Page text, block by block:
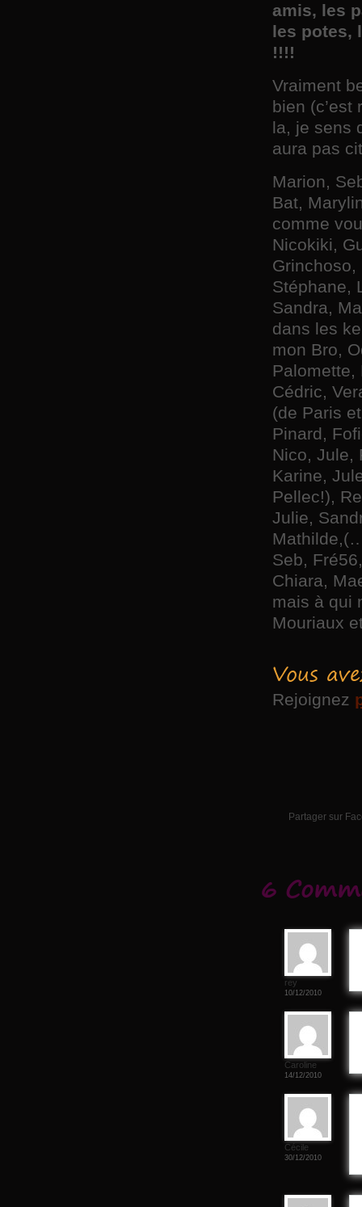
amis, les
les potes,
!!!!
Vraiment
bien
la, je sens
aura pas
Marion,
Bat,
comme
Nicokiki,
Grinchoso,
Stéphane,
Sandra,
dans les
mon Bro,
Palomette,
Cédric,
(de Paris
Pinard,
Nico, Jule,
Karine,
Pellec!),
Julie,
Seb,
Chiara,
mais à qui
Mouriaux
Vous
Rejoignez
Partager sur
6
rey
10/12/2010
Caroline
14/12/2010
Cécile
30/12/2010